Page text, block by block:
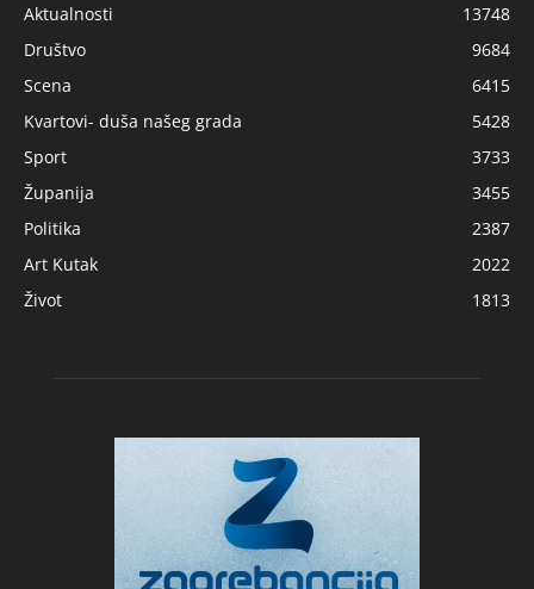
Aktualnosti
13748
Društvo
9684
Scena
6415
Kvartovi- duša našeg grada
5428
Sport
3733
Županija
3455
Politika
2387
Art Kutak
2022
Život
1813